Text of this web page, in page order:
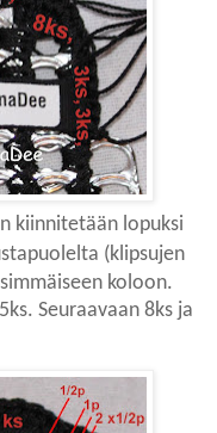
kiinnitetään lopuksi
(klipsujen
koloon.
Seuraavaan 8ks ja